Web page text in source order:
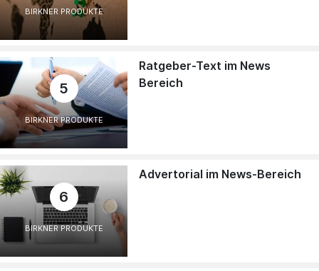
BIRKNER PRODUKTE
5
BIRKNER PRODUKTE
Ratgeber-Text im News
Bereich
6
BIRKNER PRODUKTE
Advertorial im News-Bereich